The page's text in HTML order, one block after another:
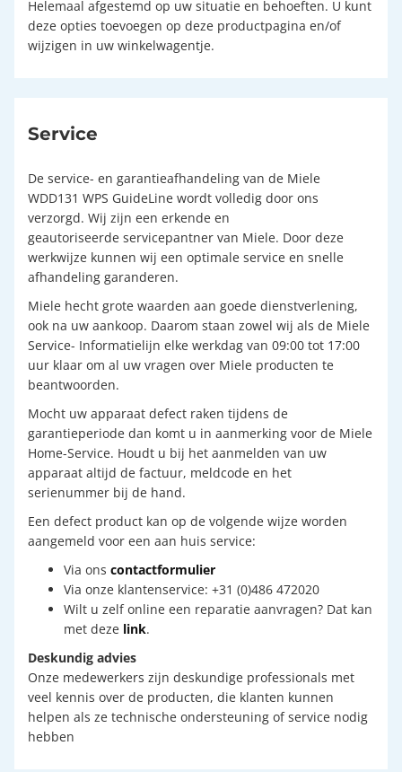
Helemaal afgestemd op uw situatie en behoeften. U kunt
deze opties toevoegen op deze productpagina en/of
wijzigen in uw winkelwagentje.
Service
De service- en garantieafhandeling van de Miele
WDD131 WPS GuideLine wordt volledig door ons
verzorgd. Wij zijn een erkende en
geautoriseerde servicepantner van Miele. Door deze
werkwijze kunnen wij een optimale service en snelle
afhandeling garanderen.
Miele hecht grote waarden aan goede dienstverlening,
ook na uw aankoop. Daarom staan zowel wij als de Miele
Service- Informatielijn elke werkdag van 09:00 tot 17:00
uur klaar om al uw vragen over Miele producten te
beantwoorden.
Mocht uw apparaat defect raken tijdens de
garantieperiode dan komt u in aanmerking voor de Miele
Home-Service. Houdt u bij het aanmelden van uw
apparaat altijd de factuur, meldcode en het
serienummer bij de hand.
Een defect product kan op de volgende wijze worden
aangemeld voor een aan huis service:
Via ons contactformulier
Via onze klantenservice: +31 (0)486 472020
Wilt u zelf online een reparatie aanvragen? Dat kan
met deze link.
Deskundig advies
Onze medewerkers zijn deskundige professionals met
veel kennis over de producten, die klanten kunnen
helpen als ze technische ondersteuning of service nodig
hebben